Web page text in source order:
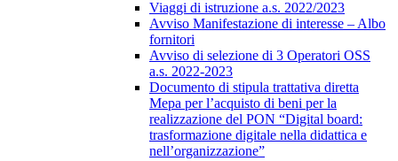
Viaggi di istruzione a.s. 2022/2023
Avviso Manifestazione di interesse – Albo
fornitori
Avviso di selezione di 3 Operatori OSS
a.s. 2022-2023
Documento di stipula trattativa diretta
Mepa per l’acquisto di beni per la
realizzazione del PON “Digital board:
trasformazione digitale nella didattica e
nell’organizzazione”